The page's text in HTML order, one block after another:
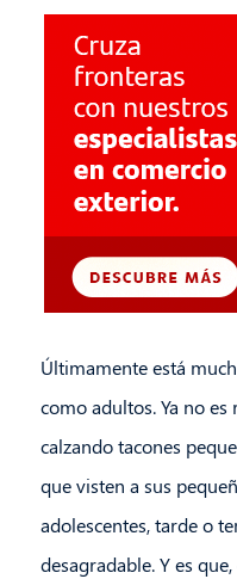
Últimamente está
como adultos. Ya no
calzando tacones
que visten a sus
adolescentes, tarde o
desagradable. Y es